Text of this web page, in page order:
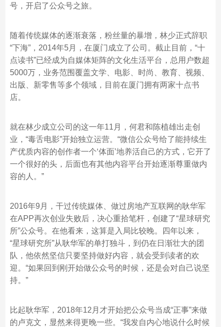
号，开启了公众号之旅。
随着传统媒体的逐渐衰落，粉丝量的暴增，林少正式辞职
“下海”，2014年5月，在厦门成立了公司。截止目前，“十
点读书”已经成为自媒体矩阵的文化生活平台，总用户数超
5000万，业务范围覆盖文学、电影、时尚、教育、视频、
出版、新零售等多个领域，目前在厦门拥有两家十点书
店。
就在林少成立公司的这一年11月，何君和陈植雄出走创
业，“毒舌电影”开始独立运营。“微信公众号给了能持续生
产优质内容的创作者一个‘体面’地养活自己的方式，它开了
一个很好的头，后面也有其他内容平台开始逐渐尊重做内
容的人。”
2016年9月，干过传统媒体、做过房地产互联网的耿华军
在APP再次创业失败后，决心重拾笔杆，创建了“星球研究
所”公众号。在他看来，这算是入局比较晚。四年以来，
“星球研究所”从耿华军的单打独斗，到仍在日渐壮大的团
队，他依然坚信只要坚持做好内容，就会受到读者的欢
迎。“如果回到刚开始做公众号的时候，还是会对自己说坚
持。”
比起耿华军，2018年12月才开始把公众号当成“正事”来做
的卢克文，显然来得更晚一些。“我发自内心地说什么时候